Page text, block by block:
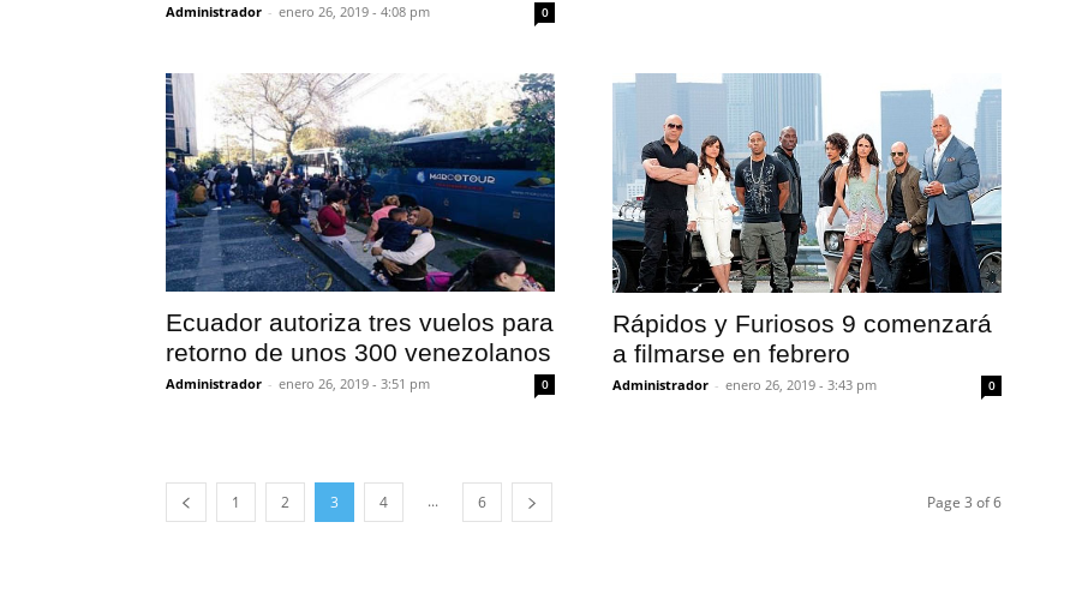
Administrador - enero 26, 2019 - 4:08 pm 0
Ecuador autoriza tres vuelos para
retorno de unos 300 venezolanos
Administrador - enero 26, 2019 - 3:51 pm 0
Rápidos y Furiosos 9 comenzará
a filmarse en febrero
Administrador - enero 26, 2019 - 3:43 pm 0
1 2 3 4 ... 6 Page 3 of 6